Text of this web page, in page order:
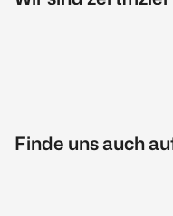
Finde uns auch